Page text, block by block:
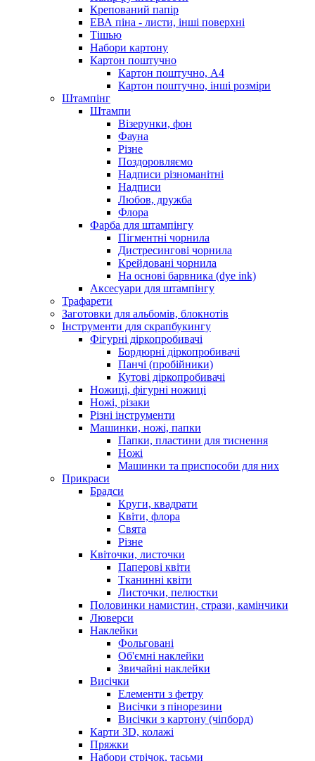
Крепований папір
ЕВА піна - листи, інші поверхні
Тішью
Набори картону
Картон поштучно
Картон поштучно, А4
Картон поштучно, інші розміри
Штампінг
Штампи
Візерунки, фон
Фауна
Різне
Поздоровляємо
Надписи різноманітні
Надписи
Любов, дружба
Флора
Фарба для штампінгу
Пігментні чорнила
Дистресингові чорнила
Крейдовані чорнила
На основі барвника (dye ink)
Аксесуари для штампінгу
Трафарети
Заготовки для альбомів, блокнотів
Інструменти для скрапбукингу
Фігурні діркопробивачі
Бордюрні діркопробивачі
Панчі (пробійники)
Кутові діркопробивачі
Ножиці, фігурні ножиці
Ножі, різаки
Різні інструменти
Машинки, ножі, папки
Папки, пластини для тиснення
Ножі
Машинки та приспособи для них
Прикраси
Брадси
Круги, квадрати
Квіти, флора
Свята
Різне
Квіточки, листочки
Паперові квіти
Тканинні квіти
Листочки, пелюстки
Половинки намистин, стрази, камінчики
Люверси
Наклейки
Фольговані
Об'ємні наклейки
Звичайні наклейки
Висічки
Елементи з фетру
Висічки з пінорезини
Висічки з картону (чіпборд)
Карти 3D, колажі
Пряжки
Набори стрічок, тасьми